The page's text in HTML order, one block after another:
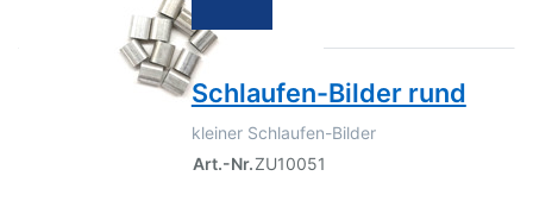
Schlaufen-Bilder rund
kleiner Schlaufen-Bilder
Art.-Nr.ZU10051